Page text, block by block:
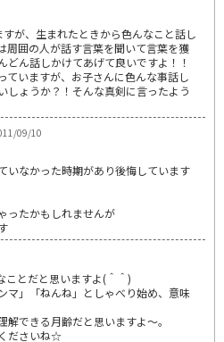
が、生まれたときから色んなこと話し
周囲の人が話す言葉を聞いて言葉を獲
どん話しかけてあげて良いですよ！！
ていますが、お子さんに色んな事話し
しょうか？！そんな真剣に言ったよう
09/10
いなかった時期があり後悔しています
ったかもしれませんが
ことだと思いますよ(＾＾)
マ」「ねんね」としゃべり始め、意味
解できる月齢だと思いますよ～。
ださいね☆